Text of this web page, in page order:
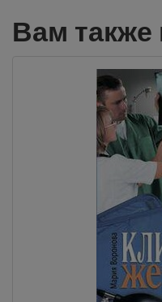
Вам также